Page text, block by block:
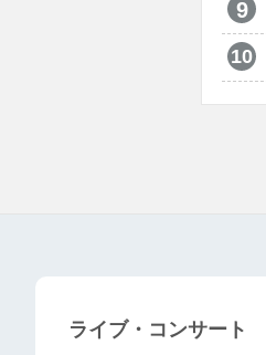
ライブ・コンサート